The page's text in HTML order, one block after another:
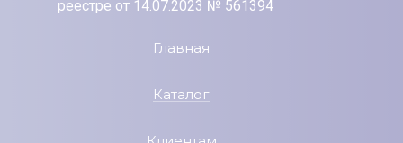
реестре от 14.07.2023 № 561394
Главная
Каталог